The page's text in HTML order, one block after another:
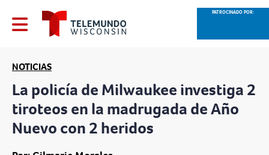
PATROCINADO POR:
NOTICIAS
La policía de Milwaukee investiga 2
tiroteos en la madrugada de Año
Nuevo con 2 heridos